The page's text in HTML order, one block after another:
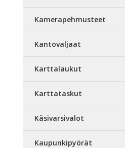
Kamerapehmusteet
Kantovaljaat
Karttalaukut
Karttataskut
Käsivarsivalot
Kaupunkipyörät